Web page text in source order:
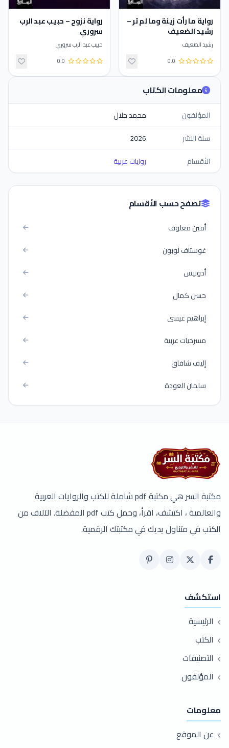
رواية ما رأت زينة وما لم تر –
رشيد الضعيف
رشيد الضعيف
0.0
رواية نزوح – حبيب عبد الرب
سروري
حبيب عبد الرب سروري
0.0
معلومات الكتاب
المؤلفون
محمد جلال
سنة النشر
2026
الأقسام
روايات عربية
تصفح حسب الأقسام
أمين معلوف
غوستاف لوبون
أدونيس
حسن كمال
إبراهيم عيسى
مسرحيات عربية
إليف شافاق
سلمان العودة
مكتبة السر هي مكتبة pdf شاملة للكتب والروايات العربية
والعالمية ، اكتشف، اقرأ، وحمل كتب pdf المفضلة. الآلاف من
الكتب في متناول يديك في مكتبتك الرقمية.
استكشف
الرئيسية
الكتب
التصنيفات
المؤلفون
معلومات
عن الموقع